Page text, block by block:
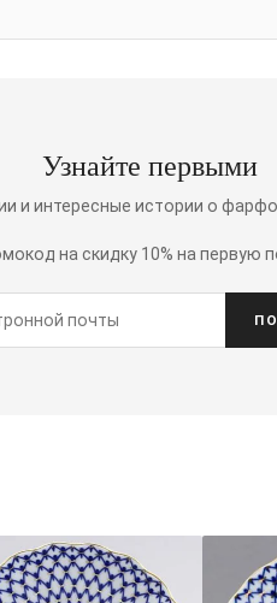
Узнайте первыми
и интересные истории о
на скидку 10% на первую